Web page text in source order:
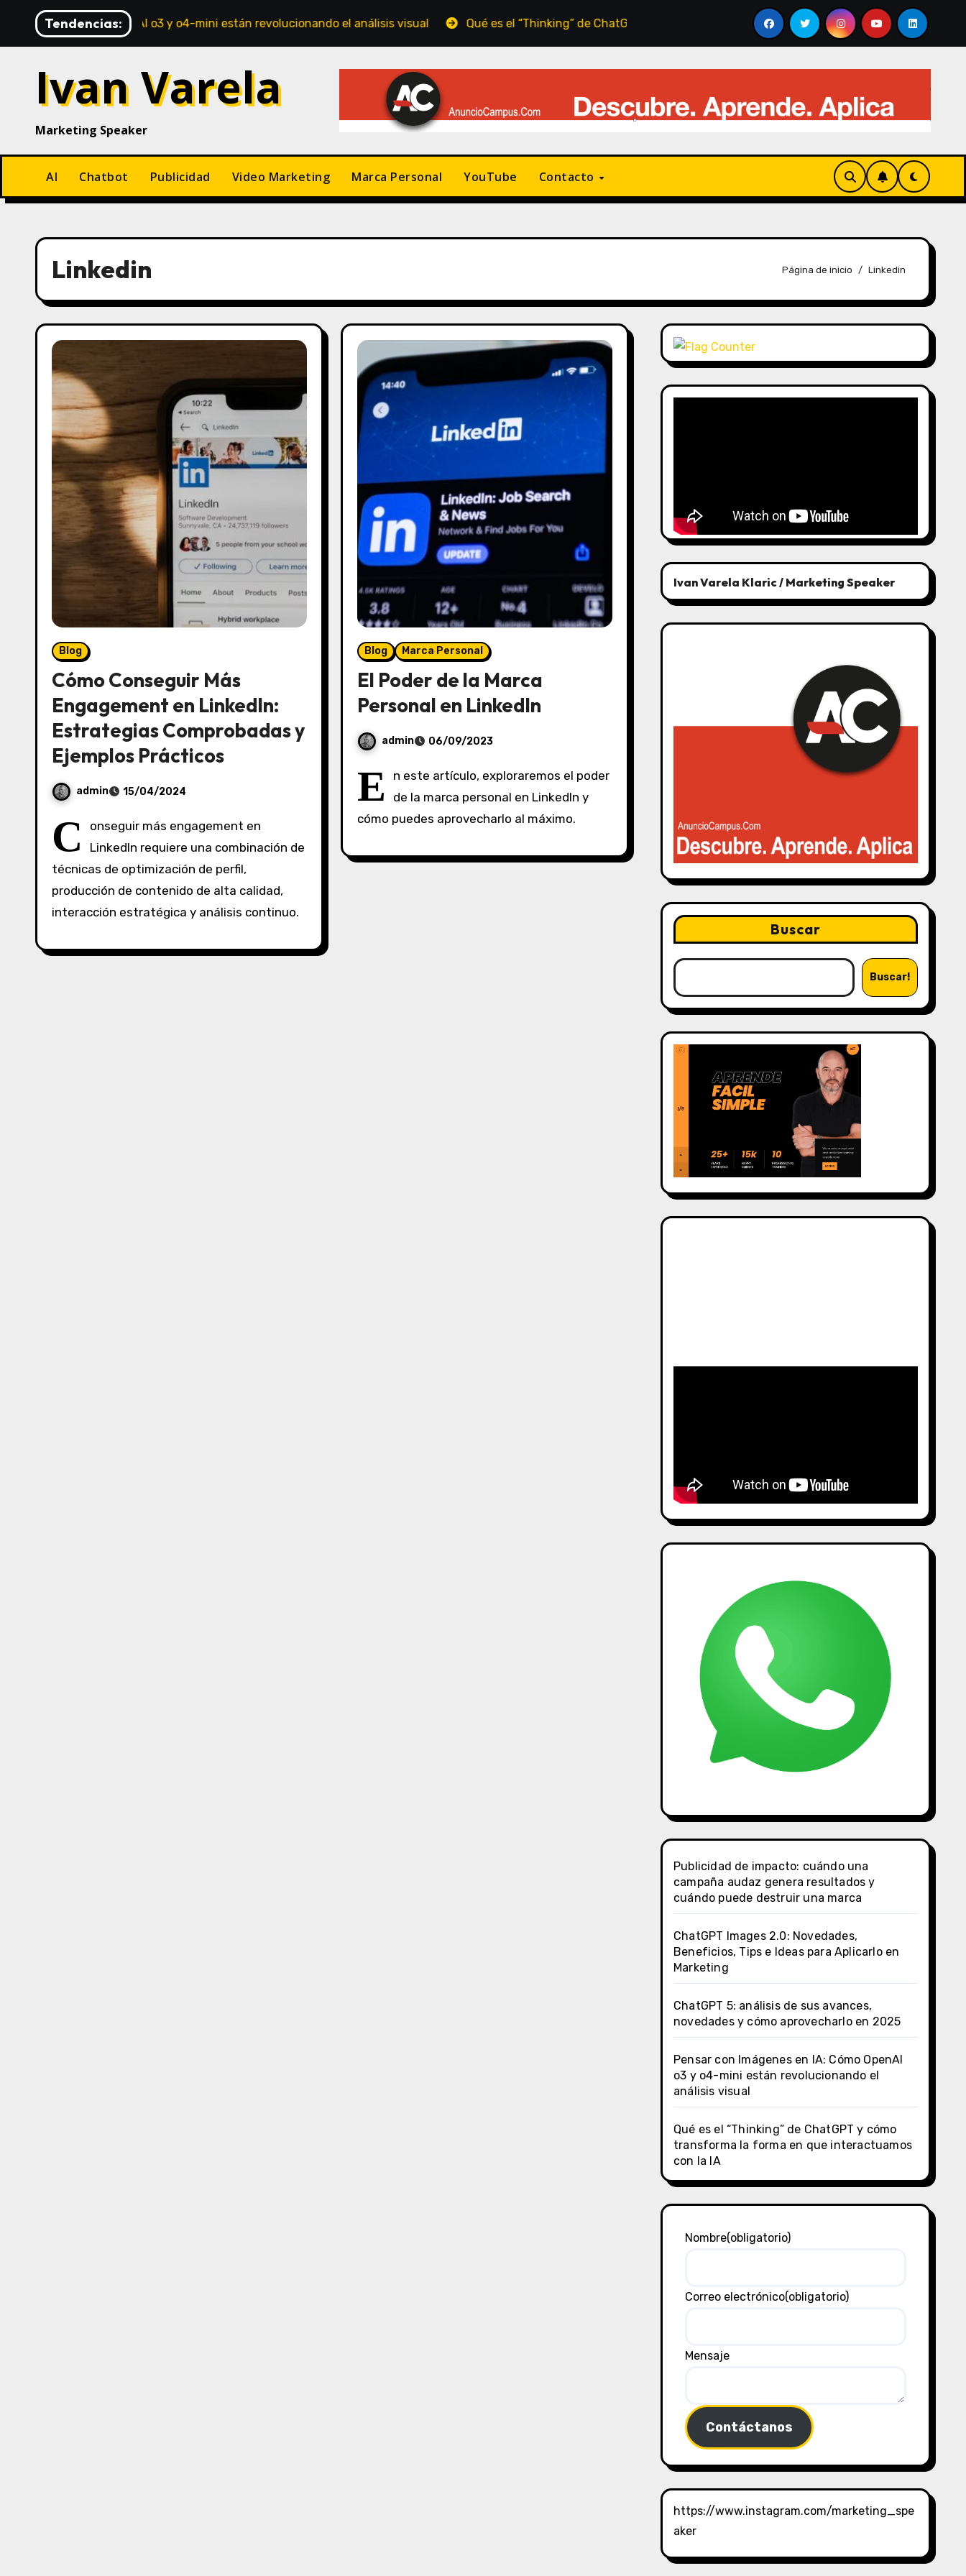
contenido
Tendencias:
Cómo OpenAI o3 y o4-mini están revolucionando el análisis visual Qué es el “Thinking” de ChatGPT y cómo transforma la forma en que interactuamos con la IA
Ivan Varela
Marketing Speaker
AI Chatbot Publicidad Video Marketing Marca Personal YouTube Contacto
Linkedin Página de inicio Linkedin
Blog
Cómo Conseguir Más
Engagement en LinkedIn:
Estrategias Comprobadas y
Ejemplos Prácticos
admin 15/04/2024
i
n
c
o
t
C
onseguir más engagement en
LinkedIn requiere una combinación de
técnicas de optimización de perfil,
producción de contenido de alta calidad,
interacción estratégica y análisis continuo.
Blog Marca Personal
El Poder de la Marca
Personal en LinkedIn
admin 06/09/2023
n
c
m
E
n este artículo, exploraremos el poder
de la marca personal en LinkedIn y
cómo puedes aprovecharlo al máximo.
Ivan Varela Klaric / Marketing Speaker
Buscar
Buscar!
Publicidad de impacto: cuándo una
campaña audaz genera resultados y
cuándo puede destruir una marca
ChatGPT Images 2.0: Novedades,
Beneficios, Tips e Ideas para Aplicarlo en
Marketing
ChatGPT 5: análisis de sus avances,
novedades y cómo aprovecharlo en 2025
Pensar con Imágenes en IA: Cómo OpenAI
o3 y o4-mini están revolucionando el
análisis visual
Qué es el “Thinking” de ChatGPT y cómo
transforma la forma en que interactuamos
con la IA
Nombre(obligatorio)
Correo electrónico(obligatorio)
Mensaje
Contáctanos
https://www.instagram.com/marketing_spe
aker